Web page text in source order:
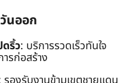
นออก
ริ้ว: บริการรวดเร็วทันใจ
ารก่อสร้าง